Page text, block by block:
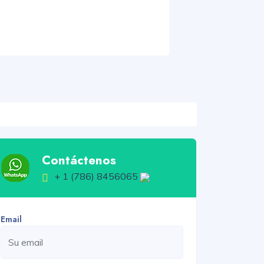
Contáctenos
+ 1 (786) 8456065
Email